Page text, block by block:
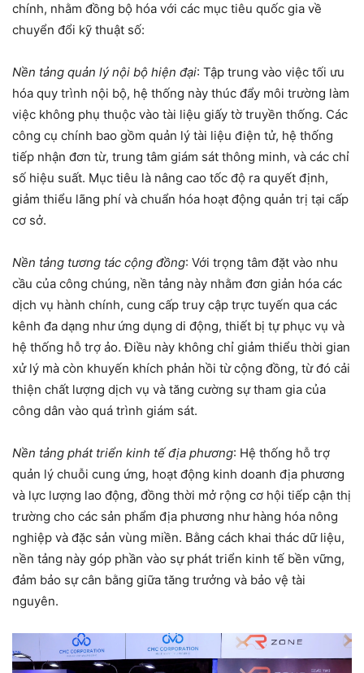
chính, nhằm đồng bộ hóa với các mục tiêu quốc gia về
chuyển đổi kỹ thuật số:
Nền tảng quản lý nội bộ hiện đại: Tập trung vào việc tối ưu
hóa quy trình nội bộ, hệ thống này thúc đẩy môi trường làm
việc không phụ thuộc vào tài liệu giấy tờ truyền thống. Các
công cụ chính bao gồm quản lý tài liệu điện tử, hệ thống
tiếp nhận đơn từ, trung tâm giám sát thông minh, và các chỉ
số hiệu suất. Mục tiêu là nâng cao tốc độ ra quyết định,
giảm thiểu lãng phí và chuẩn hóa hoạt động quản trị tại cấp
cơ sở.
Nền tảng tương tác cộng đồng: Với trọng tâm đặt vào nhu
cầu của công chúng, nền tảng này nhằm đơn giản hóa các
dịch vụ hành chính, cung cấp truy cập trực tuyến qua các
kênh đa dạng như ứng dụng di động, thiết bị tự phục vụ và
hệ thống hỗ trợ ảo. Điều này không chỉ giảm thiểu thời gian
xử lý mà còn khuyến khích phản hồi từ cộng đồng, từ đó cải
thiện chất lượng dịch vụ và tăng cường sự tham gia của
công dân vào quá trình giám sát.
Nền tảng phát triển kinh tế địa phương: Hệ thống hỗ trợ
quản lý chuỗi cung ứng, hoạt động kinh doanh địa phương
và lực lượng lao động, đồng thời mở rộng cơ hội tiếp cận thị
trường cho các sản phẩm địa phương như hàng hóa nông
nghiệp và đặc sản vùng miền. Bằng cách khai thác dữ liệu,
nền tảng này góp phần vào sự phát triển kinh tế bền vững,
đảm bảo sự cân bằng giữa tăng trưởng và bảo vệ tài
nguyên.